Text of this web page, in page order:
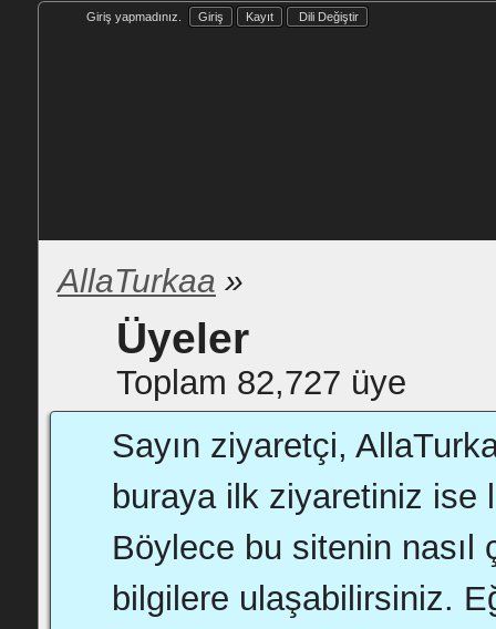
Giriş yapmadınız. Giriş Kayıt Dili Değiştir
AllaTurkaa »
Üyeler
Toplam 82,727 üye
Sayın ziyaretçi,
buraya ilk ziyaretiniz ise
Böylece bu sitenin nasıl
bilgilere ulaşabilirsiniz.